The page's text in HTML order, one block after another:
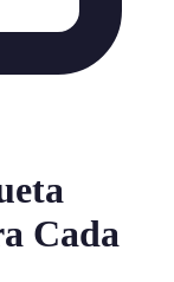
Cada